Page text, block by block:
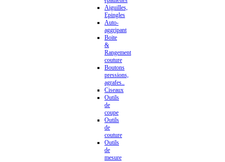
Aiguilles,
Epingles
Auto-
aggripant
Boite
&
Rangement
couture
Boutons
pressions,
agrafes..
Ciseaux
Outils
de
coupe
Outils
de
couture
Outils
de
mesure